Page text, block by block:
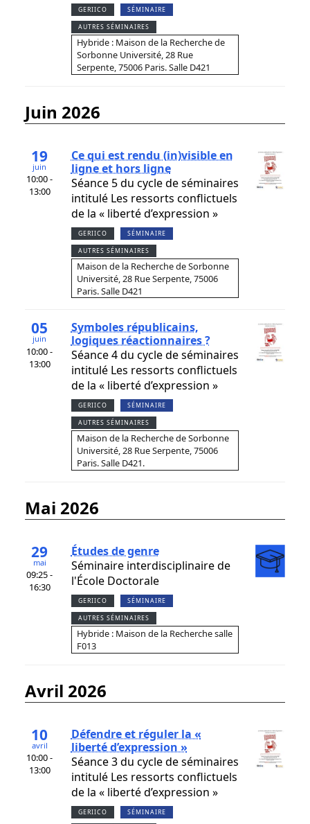
GERIICO SÉMINAIRE
AUTRES SÉMINAIRES
Hybride : Maison de la Recherche de
Sorbonne Université, 28 Rue
Serpente, 75006 Paris. Salle D421
juin 2026
19
juin
10:00 -
13:00
Ce qui est rendu (in)visible en
ligne et hors ligne
Séance 5 du cycle de séminaires
intitulé Les ressorts conflictuels
de la « liberté d’expression »
GERIICO SÉMINAIRE
AUTRES SÉMINAIRES
Maison de la Recherche de Sorbonne
Université, 28 Rue Serpente, 75006
Paris. Salle D421
05
juin
10:00 -
13:00
Symboles républicains,
logiques réactionnaires ?
Séance 4 du cycle de séminaires
intitulé Les ressorts conflictuels
de la « liberté d’expression »
GERIICO SÉMINAIRE
AUTRES SÉMINAIRES
Maison de la Recherche de Sorbonne
Université, 28 Rue Serpente, 75006
Paris. Salle D421.
mai 2026
29
mai
09:25 -
16:30
Études de genre
Séminaire interdisciplinaire de
l'École Doctorale
GERIICO SÉMINAIRE
AUTRES SÉMINAIRES
Hybride : Maison de la Recherche salle
F013
avril 2026
10
avril
10:00 -
13:00
Défendre et réguler la «
liberté d’expression »
Séance 3 du cycle de séminaires
intitulé Les ressorts conflictuels
de la « liberté d’expression »
GERIICO SÉMINAIRE